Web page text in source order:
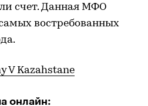
счет. Данная МФО
востребованных
онлайн: